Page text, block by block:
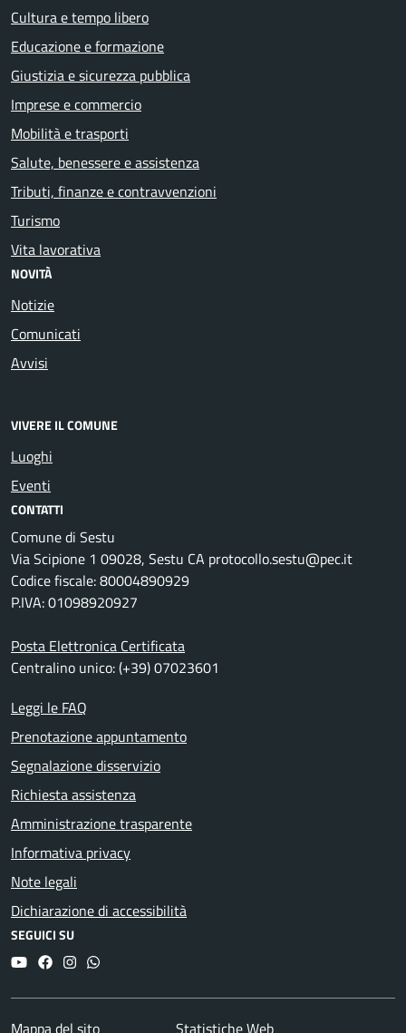
Cultura e tempo libero
Educazione e formazione
Giustizia e sicurezza pubblica
Imprese e commercio
Mobilità e trasporti
Salute, benessere e assistenza
Tributi, finanze e contravvenzioni
Turismo
Vita lavorativa
NOVITÀ
Notizie
Comunicati
Avvisi
VIVERE IL COMUNE
Luoghi
Eventi
CONTATTI
Comune di Sestu
Via Scipione 1 09028, Sestu CA protocollo.sestu@pec.it
Codice fiscale: 80004890929
P.IVA: 01098920927
Posta Elettronica Certificata
Centralino unico: (+39) 07023601
Leggi le FAQ
Prenotazione appuntamento
Segnalazione disservizio
Richiesta assistenza
Amministrazione trasparente
Informativa privacy
Note legali
Dichiarazione di accessibilità
SEGUICI SU
YouTubeFacebookInstagram
Whatsapp
Mappa del sito Statistiche Web